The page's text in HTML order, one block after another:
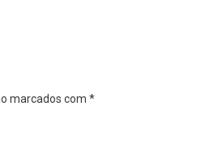
marcados com *